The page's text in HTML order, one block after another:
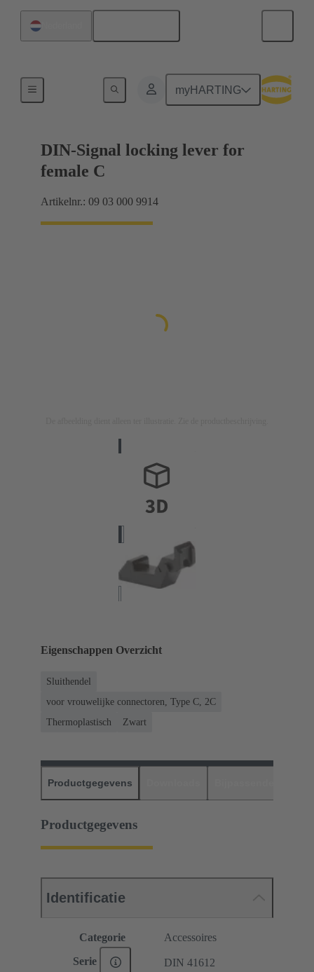
myHARTING
DIN-Signal locking lever for
female C
Artikelnr.: 09 03 000 9914
Eigenschappen Overzicht
Sluithendel
voor vrouwelijke connectoren, Type C, 2C
Thermoplastisch
Zwart
Productgegevens
Productgegevens
Identificatie
Categorie Accessoires
Serie DIN 41612